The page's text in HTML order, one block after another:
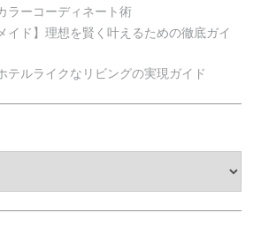
ラーコーディネート術
イド】理想を賢く叶えるための徹底ガイ
テルライクなリビングの実現ガイド